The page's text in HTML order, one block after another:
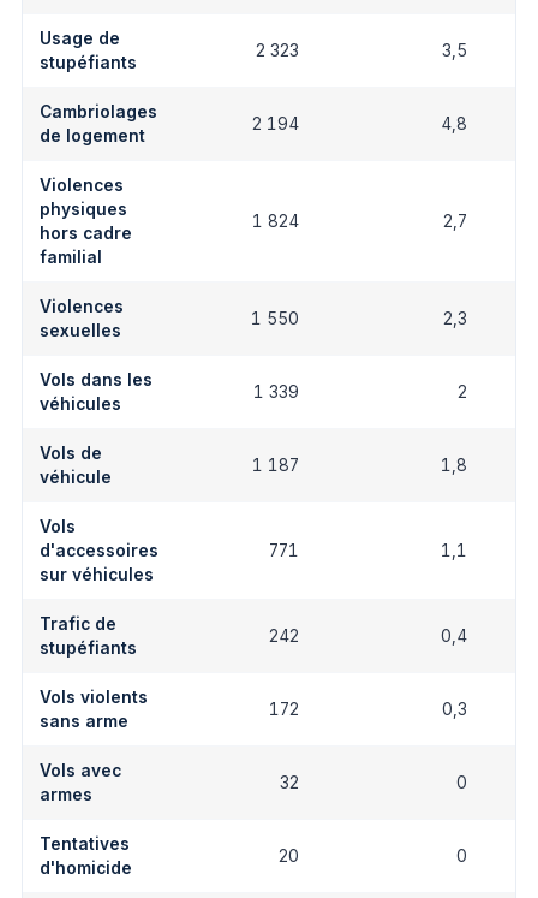
Usage de
stupéfiants
2 323 3,5
Cambriolages
de logement
2 194 4,8
Violences
physiques
hors cadre
familial
1 824 2,7
Violences
sexuelles
1 550 2,3
Vols dans les
véhicules
1 339 2
Vols de
véhicule
1 187 1,8
Vols
d'accessoires
sur véhicules
771 1,1
Trafic de
stupéfiants
242 0,4
Vols violents
sans arme
172 0,3
Vols avec
armes
32 0
Tentatives
d'homicide
20 0